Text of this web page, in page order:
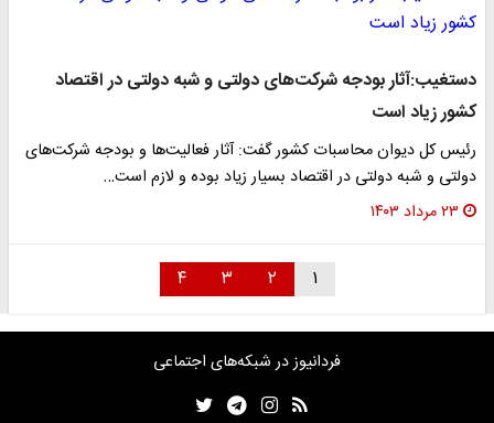
دستغیب:آثار بودجه شرکت‌های دولتی و شبه دولتی در اقتصاد
کشور زیاد است
رئیس کل دیوان محاسبات کشور گفت: آثار فعالیت‌ها و بودجه شرکت‌های
دولتی و شبه دولتی در اقتصاد بسیار زیاد بوده و لازم است…
۲۳ مرداد ۱۴۰۳
۱ ۲ ۳ ۴
فردانیوز در شبکه‌های اجتماعی